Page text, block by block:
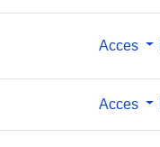
Acces
Acces